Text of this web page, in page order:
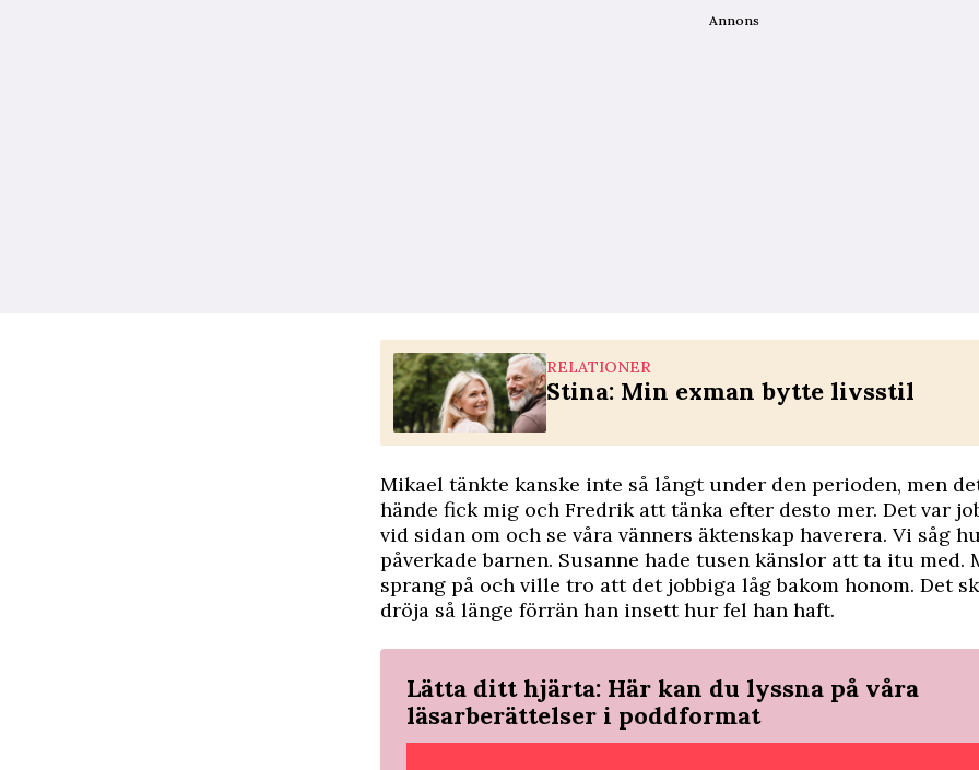
Annons
RELATIONER
Stina: Min exman bytte livsstil
Mikael tänkte kanske inte så långt under den perioden, men
hände fick mig och Fredrik att tänka efter desto mer. Det var
vid sidan om och se våra vänners äktenskap haverera. Vi såg
påverkade barnen. Susanne hade tusen känslor att ta itu med.
sprang på och ville tro att det jobbiga låg bakom honom. Det
dröja så länge förrän han insett hur fel han haft.
Lätta ditt hjärta: Här kan du lyssna på våra
läsarberättelser i poddformat